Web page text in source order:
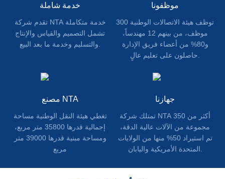
خدمة شاملة
تقدم شركة NTA خدمة متكاملة
تشمل التصميم والقياس والإنتاج
موظفونا
توظف هيئة الاتصالات الوطنية 300
موظف، من بينهم 12 مهندساً،
و80% من أعضاء فريق الإدارة
مصنع NTA
تغطي هيئة النقل الوطنية مساحة
إجمالية قدرها 35800 متر مربع،
ومساحة مبنية قدرها 39000 متر
مربع
جهازنا
تمتلك شركة NTA أكثر من 350
مجموعة من الآلات عالية الدقة،
تم استيراد 50% منها من الولايات